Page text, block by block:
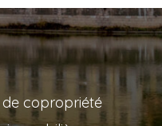
de copropriété